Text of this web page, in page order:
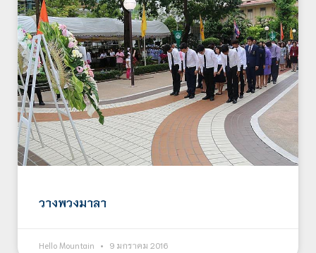
วางพวงมาลา
Hello Mountain 9 มกราคม 2016